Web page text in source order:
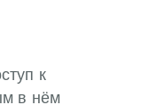
к
в нём